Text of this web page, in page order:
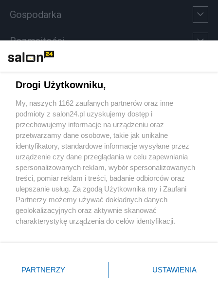
Gospodarka
Rozmaitości
Sport
Społeczeństwo
Kultura
X Facebook Instagram Youtube
Drogi Użytkowniku,
My, naszych 1162 zaufanych partnerów oraz inne
podmioty z salon24.pl uzyskujemy dostęp i
przechowujemy informacje na urządzeniu oraz
przetwarzamy dane osobowe, takie jak unikalne
identyfikatory, standardowe informacje wysyłane przez
urządzenie czy dane przeglądania w celu zapewniania
spersonalizowanych reklam, wybór spersonalizowanych
treści, pomiar reklam i treści, badanie odbiorców oraz
ulepszanie usług. Za zgodą Użytkownika my i Zaufani
Partnerzy możemy używać dokładnych danych
geolokalizacyjnych oraz aktywnie skanować
charakterystykę urządzenia do celów identyfikacji.
zmienić/wycofać klikając przycisk ustawień prywatności
znajdujący się w lewym dolnym rogu strony
PARTNERZY USTAWIENIA